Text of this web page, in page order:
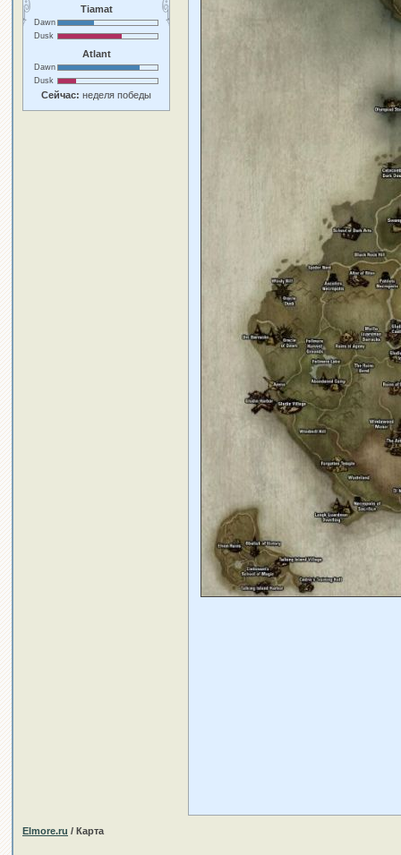
Tiamat
Dawn
Dusk
Atlant
Dawn
Dusk
Сейчас: неделя победы
Elmore.ru / Карта